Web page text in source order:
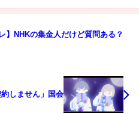
】NHKの集金人だけど質問ある？
しません」国会